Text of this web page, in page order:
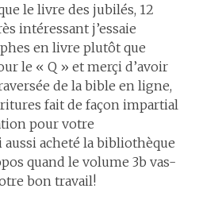
le livre des jubilés, 12
intéressant j’essaie
en livre plutôt que
le « Q » et merçi d’avoir
de la bible en ligne,
fait de façon impartial
pour votre
aussi acheté la bibliothèque
quand le volume 3b vas-
bon travail!